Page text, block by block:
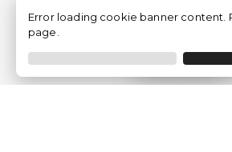
Filtrer
Error loading cookie banner content.
page.